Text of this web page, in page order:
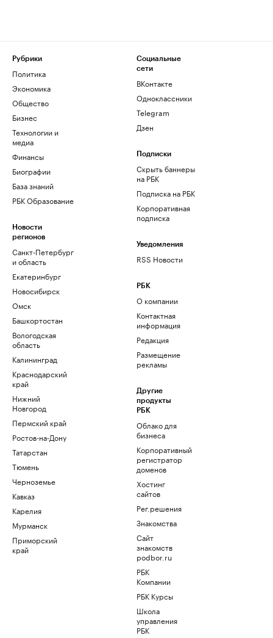
Рубрики
Политика
Экономика
Общество
Бизнес
Технологии и
медиа
Финансы
Биографии
База знаний
РБК Образование
Новости
регионов
Санкт-Петербург
и область
Екатеринбург
Новосибирск
Омск
Башкортостан
Вологодская
область
Калининград
Краснодарский
край
Нижний
Новгород
Пермский край
Ростов-на-Дону
Татарстан
Тюмень
Черноземье
Кавказ
Карелия
Мурманск
Приморский
край
Социальные
сети
ВКонтакте
Одноклассники
Telegram
Дзен
Подписки
Скрыть баннеры
на РБК
Подписка на РБК
Корпоративная
подписка
Уведомления
RSS Новости
РБК
О компании
Контактная
информация
Редакция
Размещение
рекламы
Другие
продукты
РБК
Облако для
бизнеса
Корпоративный
регистратор
доменов
Хостинг
сайтов
Рег.решения
Знакомства
Сайт
знакомств
podbor.ru
РБК
Компании
РБК Курсы
Школа
управления
РБК